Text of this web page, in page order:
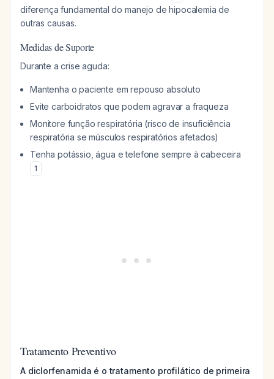
diferença fundamental do manejo de hipocalemia de
outras causas.
Medidas de Suporte
Durante a crise aguda:
Mantenha o paciente em repouso absoluto
Evite carboidratos que podem agravar a fraqueza
Monitore função respiratória (risco de insuficiência
respiratória se músculos respiratórios afetados)
Tenha potássio, água e telefone sempre à cabeceira
1
Tratamento Preventivo
A diclorfenamida é o tratamento profilático de primeira